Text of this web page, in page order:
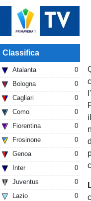
Classifica
Atalanta
0
Bologna
0
Cagliari
0
Como
0
Fiorentina
0
Frosinone
0
Genoa
0
Inter
0
Juventus
0
Lazio
0